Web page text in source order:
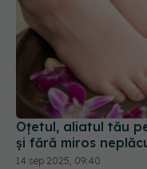
Oțetul, aliatul tău
și fără miros
14 sep 2025, 09:40